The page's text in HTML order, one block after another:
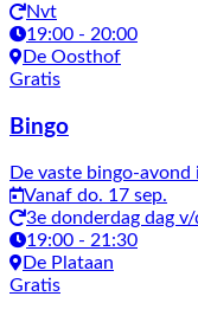
Nvt
19:00 - 20:00
De Oosthof
Gratis
Bingo
De vaste bingo-avond
Vanaf do. 17 sep.
3e donderdag dag v/
19:00 - 21:30
De Plataan
Gratis